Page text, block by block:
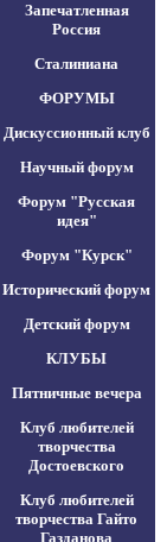
Запечатленная
Россия
Сталиниана
ФОРУМЫ
Дискуссионный клуб
Научный форум
Форум "Русская
идея"
Форум "Курск"
Исторический форум
Детский форум
КЛУБЫ
Пятничные вечера
Клуб любителей
творчества
Достоевского
Клуб любителей
творчества Гайто
Газданова